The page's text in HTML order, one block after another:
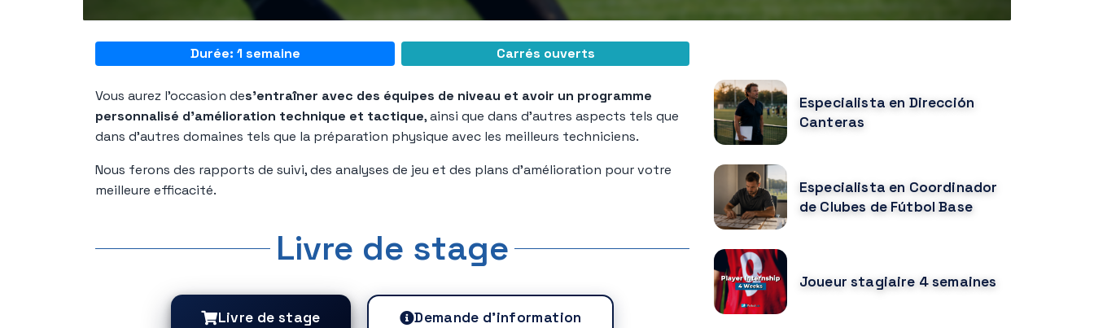
Durée: 1 semaine Carrés ouverts
Vous aurez l'occasion des'entraîner avec des équipes de niveau et avoir un programme
personnalisé d'amélioration technique et tactique, ainsi que dans d'autres aspects tels que
dans d'autres domaines tels que la préparation physique avec les meilleurs techniciens.
Nous ferons des rapports de suivi, des analyses de jeu et des plans d'amélioration pour votre
meilleure efficacité.
Livre de stage
Livre de stage Demande d'information
Especialista en Dirección
Canteras
Especialista en Coordinador
de Clubes de Fútbol Base
Joueur stagiaire 4 semaines